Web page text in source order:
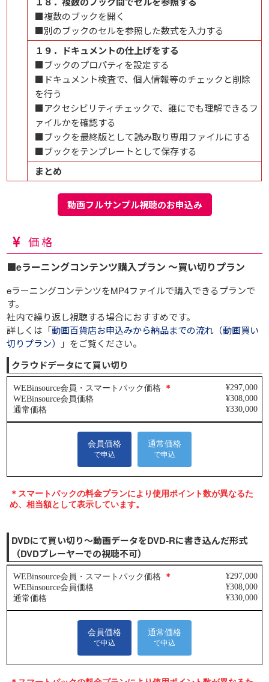
■複数のブックを開く
■別のブックのセルを参照した数式を入力する
１９．ドキュメントの仕上げをする
■ブックのプロパティを設定する
■ドキュメント検査で、個人情報等のチェックと削除
を行う
■アクセシビリティチェックで、誰にでも理解できるフ
ァイルかを確認する
■ブックを最終版として読み取り専用ファイルにする
■ブックをテンプレートとして保存する
まとめ
動画フルサンプル視聴のお申込み
価格
■eラーニングコンテンツ購入プラン ～買い切りプラン
eラーニングコンテンツをMP4ファイルで購入できるプランで
す。
社内で繰り返し視聴する場合におすすめです。
詳しくは「動画百貨店お申込みから納品までの流れ（動画買い
切りプラン）
」をご覧ください。
クラウドデータにて買い切り
DVDにて買い切り～動画データをDVD-Rに書き込んだ形式
（DVDプレーヤーでの視聴不可）